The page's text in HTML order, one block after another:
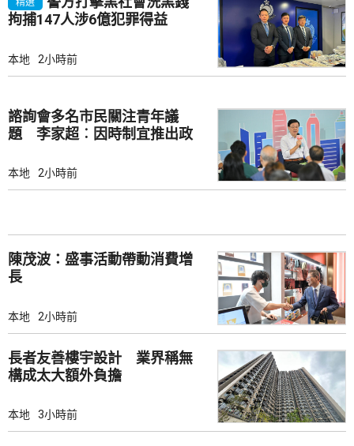
精選
拘捕147人涉6億犯罪得益
本地 2小時前
諮詢會多名市民關注青年議
題 李家超︰因時制宜推出政
本地 2小時前
陳茂波：盛事活動帶動消費增
長
本地 2小時前
長者友善樓宇設計 業界稱無
構成太大額外負擔
本地 3小時前